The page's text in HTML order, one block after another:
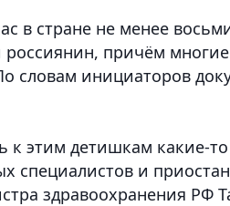
в стране не менее
причём
словам инициаторов
к этим детишкам какие-
специалистов и
здравоохранения РФ